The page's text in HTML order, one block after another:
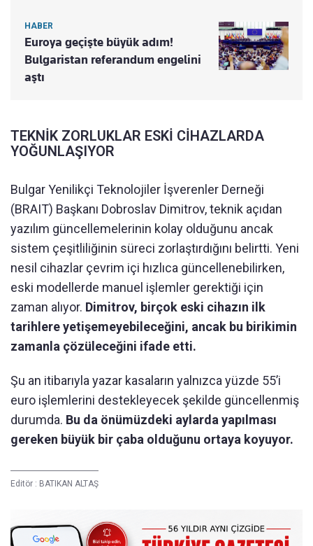
HABER
Euroya geçişte büyük adım!
Bulgaristan referandum engelini
aştı
TEKNİK ZORLUKLAR ESKİ CİHAZLARDA
YOĞUNLAŞIYOR
Bulgar Yenilikçi Teknolojiler İşverenler Derneği
(BRAIT) Başkanı Dobroslav Dimitrov, teknik açıdan
yazılım güncellemelerinin kolay olduğunu ancak
sistem çeşitliliğinin süreci zorlaştırdığını belirtti. Yeni
nesil cihazlar çevrim içi hızlıca güncellenebilirken,
eski modellerde manuel işlemler gerektiği için
zaman alıyor. Dimitrov, birçok eski cihazın ilk
tarihlere yetişemeyebileceğini, ancak bu birikimin
zamanla çözüleceğini ifade etti.
Şu an itibarıyla yazar kasaların yalnızca yüzde 55’i
euro işlemlerini destekleyecek şekilde güncellenmiş
durumda. Bu da önümüzdeki aylarda yapılması
gereken büyük bir çaba olduğunu ortaya koyuyor.
Editör : BATIKAN ALTAŞ